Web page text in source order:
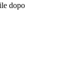
dopo